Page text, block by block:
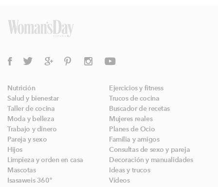
Nutrición
Ejercicios y fitness
Salud y bienestar
Trucos de cocina
Taller de cocina
Buscador de recetas
Moda y belleza
Mujeres reales
Trabajo y dinero
Planes de Ocio
Pareja y sexo
Familia y amigos
Hijos
Consultas de sexo y pareja
Limpieza y orden en casa
Decoración y manualidades
Mascotas
Ideas y trucos
Isasaweis 360º
Vídeos